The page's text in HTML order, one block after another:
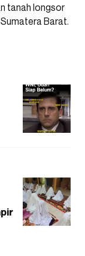
tanah longsor
Barat.